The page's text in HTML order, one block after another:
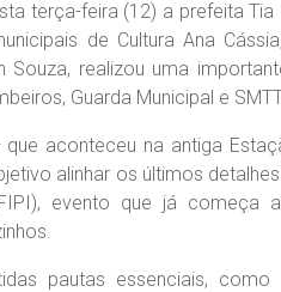
terça-feira (12) a prefeita
de Cultura Ana
Souza, realizou uma
Guarda Municipal e
aconteceu na antiga
alinhar os últimos
evento que já começa
pautas essenciais,